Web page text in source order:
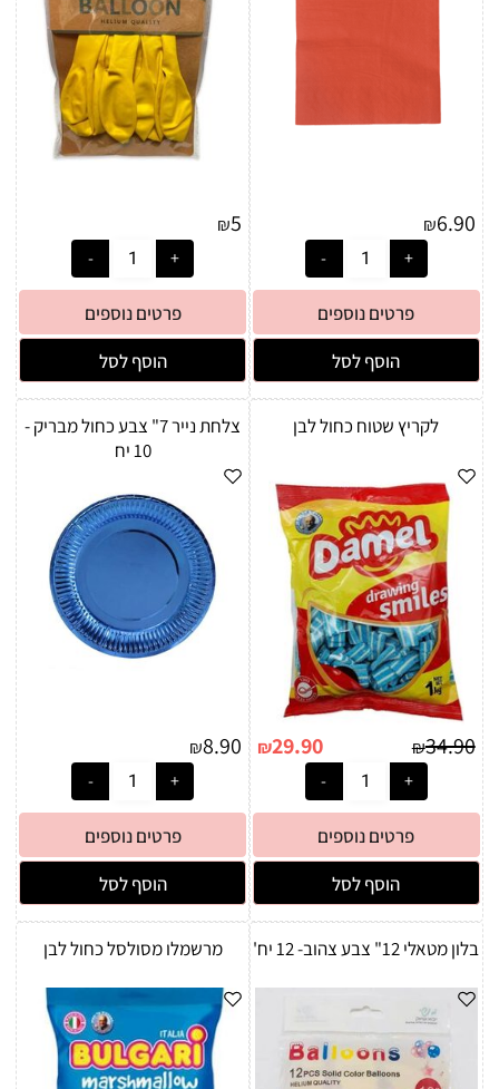
₪6.90
פרטים נוספים
הוסף לסל
₪5
פרטים נוספים
הוסף לסל
לקריץ שטוח כחול לבן
₪34.90
₪29.90
פרטים נוספים
הוסף לסל
צלחת נייר 7" צבע כחול מבריק -
10 יח
₪8.90
פרטים נוספים
הוסף לסל
בלון מטאלי 12" צבע צהוב- 12 יח' מרשמלו מסולסל כחול לבן